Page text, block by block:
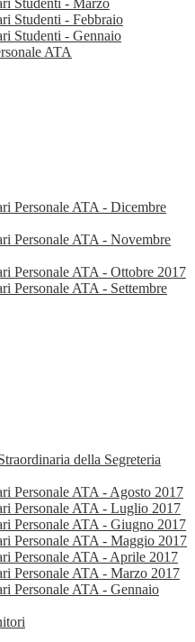
Studenti - Marzo
Studenti - Febbraio
Studenti - Gennaio
ATA
Personale ATA - Dicembre
Personale ATA - Novembre
Personale ATA - Ottobre 2017
Personale ATA - Settembre
della Segreteria
Personale ATA - Agosto 2017
Personale ATA - Luglio 2017
Personale ATA - Giugno 2017
Personale ATA - Maggio 2017
Personale ATA - Aprile 2017
Personale ATA - Marzo 2017
Personale ATA - Gennaio